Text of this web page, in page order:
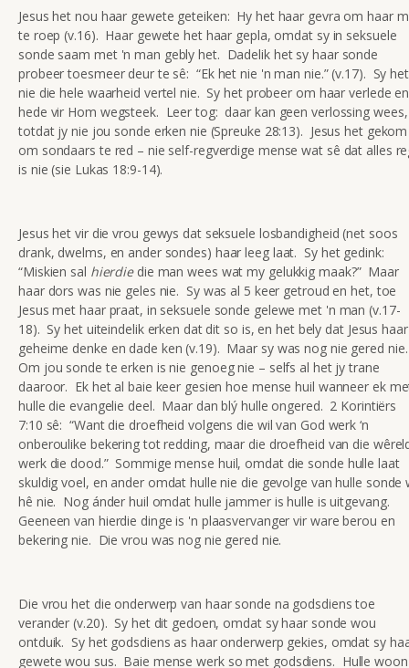
Jesus het nou haar gewete geteiken: Hy het haar gevra om haar
te roep (v.16). Haar gewete het haar gepla, omdat sy in seksuele
sonde saam met 'n man gebly het. Dadelik het sy haar sonde
probeer toesmeer deur te sê: “Ek het nie 'n man nie.” (v.17). Sy het
nie die hele waarheid vertel nie. Sy het probeer om haar verlede en
hede vir Hom wegsteek. Leer tog: daar kan geen verlossing wees,
totdat jy nie jou sonde erken nie (Spreuke 28:13). Jesus het gekom
om sondaars te red – nie self-regverdige mense wat sê dat alles
is nie (sie Lukas 18:9-14).
Jesus het vir die vrou gewys dat seksuele losbandigheid (net soos
drank, dwelms, en ander sondes) haar leeg laat. Sy het gedink:
“Miskien sal hierdiedie man wees wat my gelukkig maak?” Maar
haar dors was nie geles nie. Sy was al 5 keer getroud en het, toe
Jesus met haar praat, in seksuele sonde gelewe met 'n man (v.17-
18). Sy het uiteindelik erken dat dit so is, en het bely dat Jesus haar
geheime denke en dade ken (v.19). Maar sy was nog nie gered
Om jou sonde te erken is nie genoeg nie – selfs al het jy trane
daaroor. Ek het al baie keer gesien hoe mense huil wanneer ek
hulle die evangelie deel. Maar dan blý hulle ongered. 2 Korintiërs
7:10 sê: “Want die droefheid volgens die wil van God werk ‘n
onberoulike bekering tot redding, maar die droefheid van die
werk die dood.” Sommige mense huil, omdat die sonde hulle laat
skuldig voel, en ander omdat hulle nie die gevolge van hulle sonde
hê nie. Nog ánder huil omdat hulle jammer is hulle is uitgevang.
Geeneen van hierdie dinge is 'n plaasvervanger vir ware berou en
bekering nie. Die vrou was nog nie gered nie.
Die vrou het die onderwerp van haar sonde na godsdiens toe
verander (v.20). Sy het dit gedoen, omdat sy haar sonde wou
ontduik. Sy het godsdiens as haar onderwerp gekies, omdat sy
gewete wou sus. Baie mense werk so met godsdiens. Hulle woon